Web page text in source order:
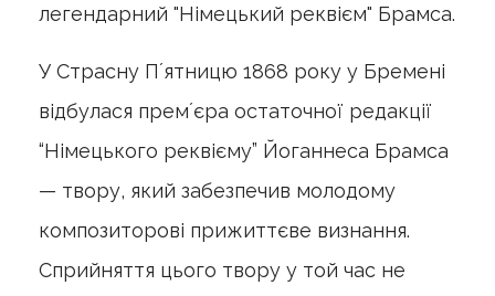
легендарний "Німецький реквієм" Брамса.
У Страсну Пʼятницю 1868 року у Бремені
відбулася премʼєра остаточної редакції
“Німецького реквієму” Йоганнеса Брамса
— твору, який забезпечив молодому
композиторові прижиттєве визнання.
Сприйняття цього твору у той час не